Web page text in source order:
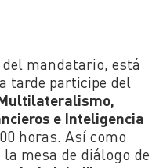
mandatario, está
tarde participe del
e Inteligencia
horas. Así como
mesa de diálogo de